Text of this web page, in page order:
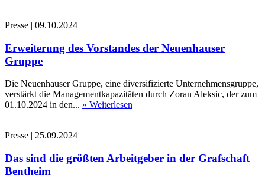
Presse | 09.10.2024
Erweiterung des Vorstandes der Neuenhauser
Gruppe
Die Neuenhauser Gruppe, eine diversifizierte Unternehmensgruppe,
verstärkt die Managementkapazitäten durch Zoran Aleksic, der zum
01.10.2024 in den... » Weiterlesen
Presse | 25.09.2024
Das sind die größten Arbeitgeber in der Grafschaft
Bentheim